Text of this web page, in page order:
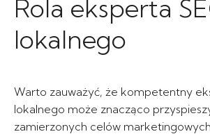
Rola eksperta
lokalnego
Warto zauważyć, że kompetentny
lokalnego może znacząco
zamierzonych celów